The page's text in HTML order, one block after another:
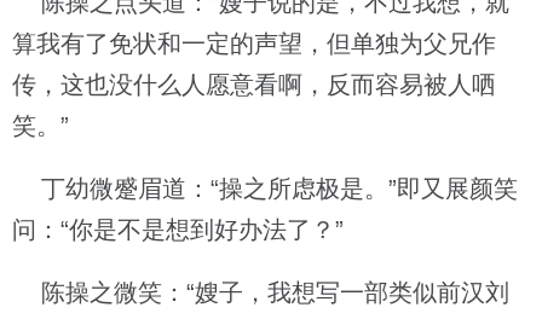
算我有了免状和一定的声望，但单独为父兄作
传，这也没什么人愿意看啊，反而容易被人哂
笑。”
丁幼微蹙眉道：“操之所虑极是。”即又展颜笑
问：“你是不是想到好办法了？”
陈操之微笑：“嫂子，我想写一部类似前汉刘